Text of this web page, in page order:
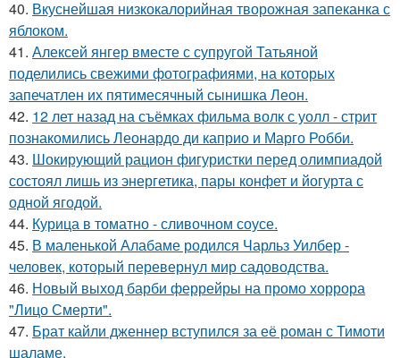
40. Вкуснейшая низкокалорийная творожная запеканка с
яблоком.
41. Алексей янгер вместе с супругой Татьяной
поделились свежими фотографиями, на которых
запечатлен их пятимесячный сынишка Леон.
42. 12 лет назад на съёмках фильма волк с уолл - стрит
познакомились Леонардо ди каприо и Марго Робби.
43. Шокирующий рацион фигуристки перед олимпиадой
состоял лишь из энергетика, пары конфет и йогурта с
одной ягодой.
44. Курица в томатно - сливочном соусе.
45. В маленькой Алабаме родился Чарльз Уилбер -
человек, который перевернул мир садоводства.
46. Новый выход барби феррейры на промо хоррора
"Лицо Смерти".
47. Брат кайли дженнер вступился за её роман с Тимоти
шаламе.